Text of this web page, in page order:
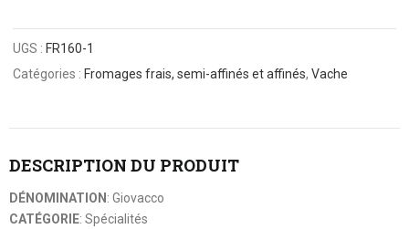
UGS : FR160-1
Catégories : Fromages frais, semi-affinés et affinés,Vache
DESCRIPTION DU PRODUIT
DÉNOMINATION : Giovacco
CATÉGORIE: Spécialités